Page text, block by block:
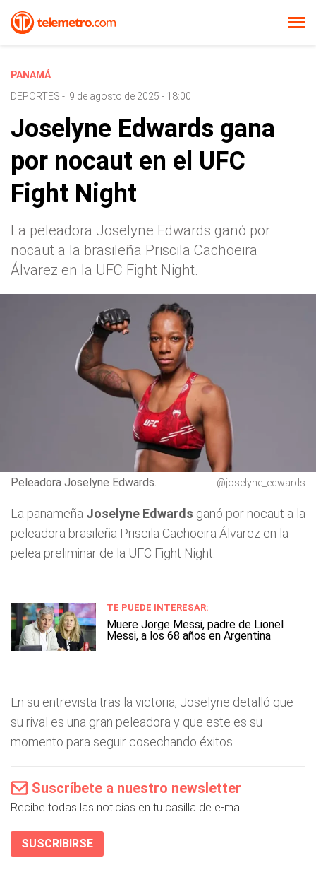
PANAMÁ
DEPORTES - 9 de agosto de 2025 - 18:00
Joselyne Edwards gana
por nocaut en el UFC
Fight Night
La peleadora Joselyne Edwards ganó por
nocaut a la brasileña Priscila Cachoeira
Álvarez en la UFC Fight Night.
Peleadora Joselyne Edwards. @joselyne_edwards
La panameña Joselyne Edwards ganó por nocaut a la
peleadora brasileña Priscila Cachoeira Álvarez en la
pelea preliminar de la UFC Fight Night.
TE PUEDE INTERESAR:
Muere Jorge Messi, padre de Lionel
Messi, a los 68 años en Argentina
En su entrevista tras la victoria, Joselyne detalló que
su rival es una gran peleadora y que este es su
momento para seguir cosechando éxitos.
Suscríbete a nuestro newsletter
Recibe todas las noticias en tu casilla de e-mail.
SUSCRIBIRSE